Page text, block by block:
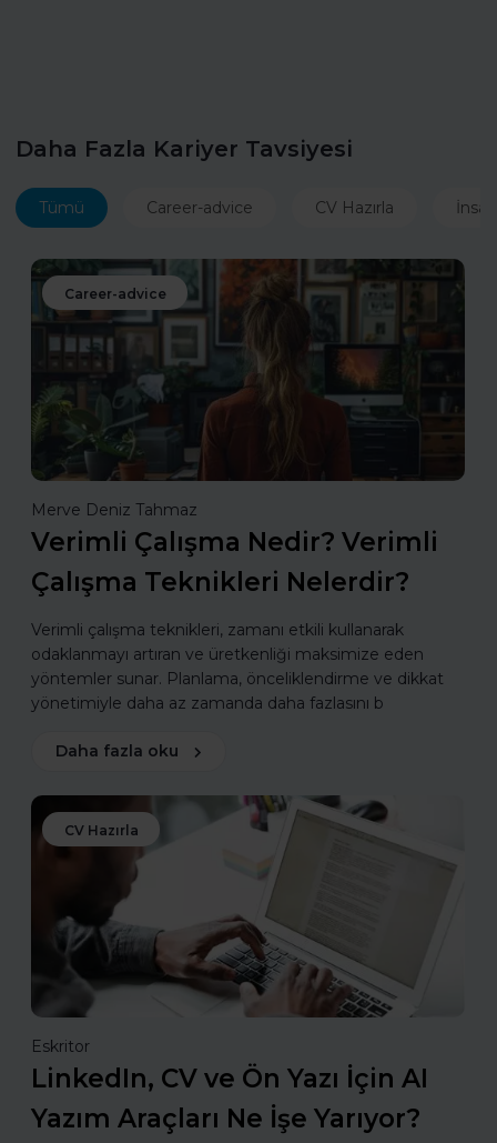
Daha Fazla Kariyer Tavsiyesi
Tümü Career-advice CV Hazırla
Career-advice
Merve Deniz Tahmaz
Verimli Çalışma Nedir? Verimli
Çalışma Teknikleri Nelerdir?
Verimli çalışma teknikleri, zamanı etkili kullanarak
odaklanmayı artıran ve üretkenliği maksimize eden
yöntemler sunar. Planlama, önceliklendirme ve dikkat
yönetimiyle daha az zamanda daha fazlasını b
Daha fazla oku
CV Hazırla
Eskritor
LinkedIn, CV ve Ön Yazı İçin AI
Yazım Araçları Ne İşe Yarıyor?